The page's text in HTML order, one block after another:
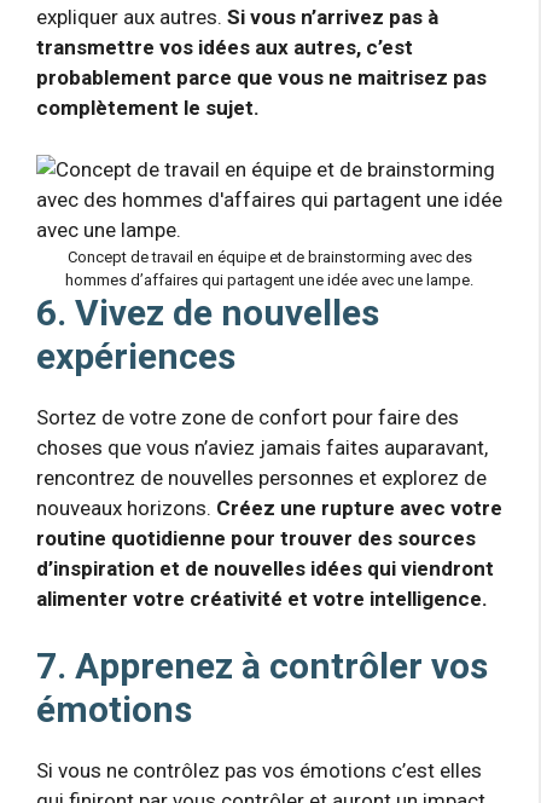
expliquer aux autres. Si vous n’arrivez pas à
transmettre vos idées aux autres, c’est
probablement parce que vous ne maitrisez pas
complètement le sujet.
Concept de travail en équipe et de brainstorming avec des
hommes d’affaires qui partagent une idée avec une lampe.
6. Vivez de nouvelles
expériences
Sortez de votre zone de confort pour faire des
choses que vous n’aviez jamais faites auparavant,
rencontrez de nouvelles personnes et explorez de
nouveaux horizons. Créez une rupture avec votre
routine quotidienne pour trouver des sources
d’inspiration et de nouvelles idées qui viendront
alimenter votre créativité et votre intelligence.
7. Apprenez à contrôler vos
émotions
Si vous ne contrôlez pas vos émotions c’est elles